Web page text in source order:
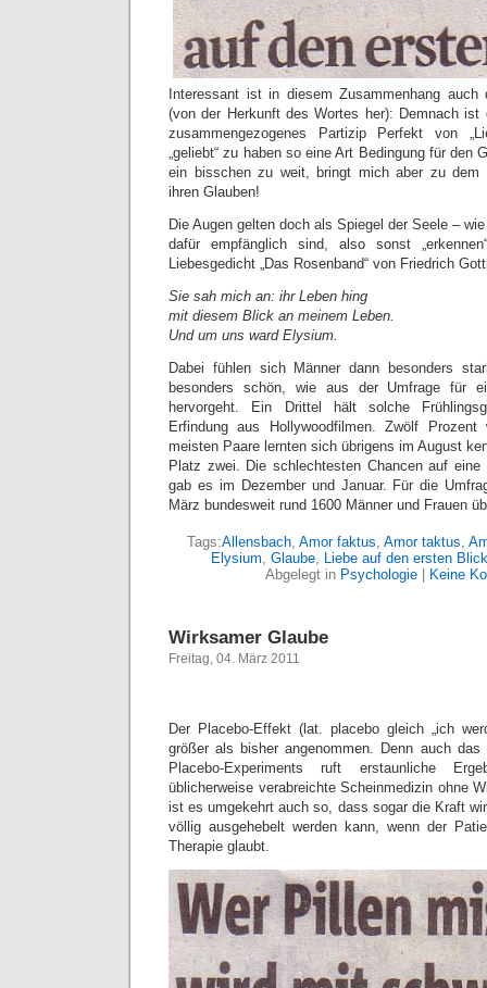
Interessant ist in diesem Zusammenhang auch
(von der Herkunft des Wortes her): Demnach ist
zusammengezogenes Partizip Perfekt von
„geliebt“ zu haben so eine Art Bedingung für den
ein bisschen zu weit, bringt mich aber zu dem
ihren Glauben!
Die Augen gelten doch als Spiegel der Seele –
dafür empfänglich sind, also sonst
Liebesgedicht „Das Rosenband“ von Friedrich
Sie sah mich an: ihr Leben hing
mit diesem Blick an meinem Leben.
Und um uns ward Elysium.
Dabei fühlen sich Männer dann besonders
besonders schön, wie aus der Umfrage für
hervorgeht. Ein Drittel hält solche
Erfindung aus Hollywoodfilmen. Zwölf Prozent
meisten Paare lernten sich übrigens im August
Platz zwei. Die schlechtesten Chancen auf
gab es im Dezember und Januar. Für die
März bundesweit rund 1600 Männer und Frauen
Tags:Allensbach, Amor faktus, Amor taktus,
Elysium, Glaube, Liebe auf den ersten Blick
Abgelegt in Psychologie| Keine
Wirksamer Glaube
Freitag, 04. März 2011
Der Placebo-Effekt (lat. placebo gleich „ich
größer als bisher angenommen. Denn auch
Placebo-Experiments ruft erstaunliche
üblicherweise verabreichte Scheinmedizin ohne
ist es umgekehrt auch so, dass sogar die Kraft
völlig ausgehebelt werden kann, wenn der
Therapie glaubt.